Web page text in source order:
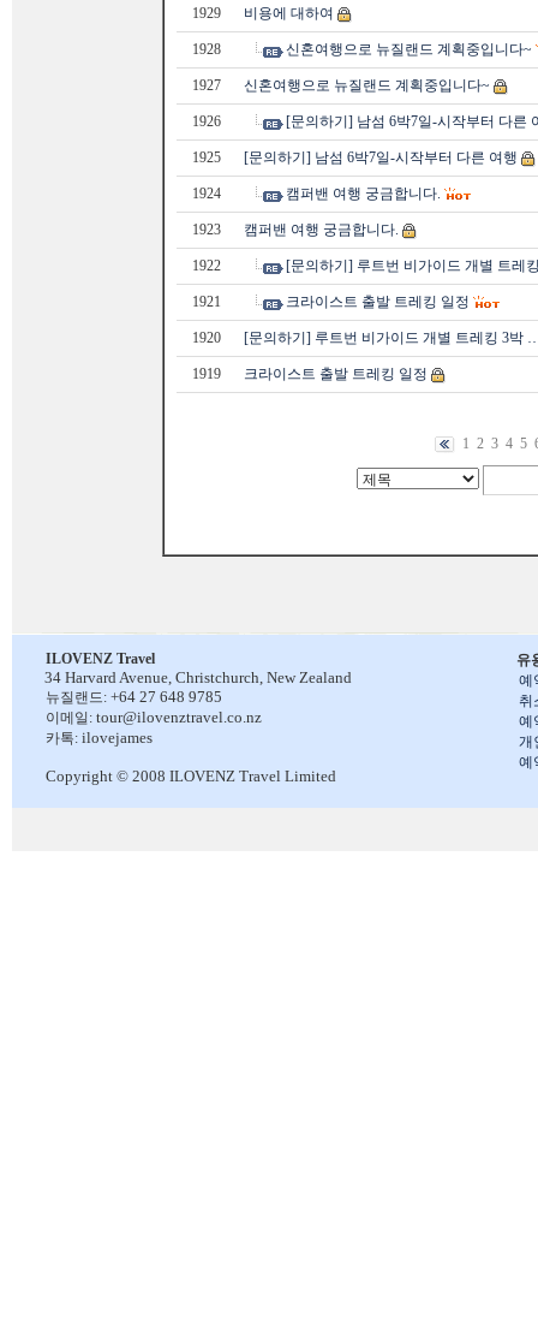
1929 비용에 대하여
1928 신혼여행으로 뉴질랜드 계획중입니다~
1927 신혼여행으로 뉴질랜드 계획중입니다~
1926 [문의하기] 남섬 6박7일-시작부터 다른
1925 [문의하기] 남섬 6박7일-시작부터 다른 여행
1924 캠퍼밴 여행 궁금합니다.
1923 캠퍼밴 여행 궁금합니다.
1922 [문의하기] 루트번 비가이드 개별 트레
1921 크라이스트 출발 트레킹 일정
1920 [문의하기] 루트번 비가이드 개별 트레킹 3박
1919 크라이스트 출발 트레킹 일정
1 2 3 4 5
유
예
취
예
개
예
ILOVENZ Travel
34 Harvard Avenue, Christchurch, New Zealand
뉴질랜드: +64 27 648 9785
이메일: tour@ilovenztravel.co.nz
카톡: ilovejames
Copyright © 2008 ILOVENZ Travel Limited